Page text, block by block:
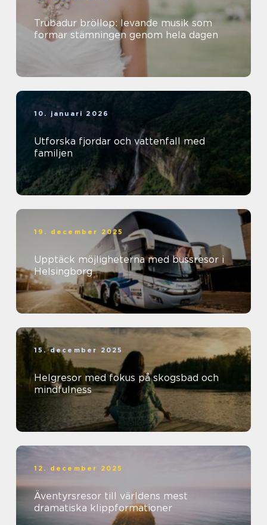
Trubadur bröllop: levande musik som
formar stämningen genom hela dagen
10. januari 2026
Utforska fjordar och vattenfall med
familjen
19. december 2025
Upptäck möjligheterna med bussresor i
Helsingborg
15. december 2025
Helgresor med fokus på skogsbad och
mindfulness
12. december 2025
Äventyrsresor till världens mest
dramatiska klippformationer